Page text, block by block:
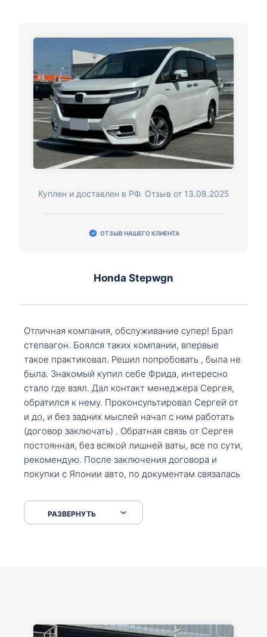
Куплен и доставлен в РФ. Отзыв от 13.08.2025
ОТЗЫВ НАШЕГО КЛИЕНТА
Honda Stepwgn
Отличная компания, обслуживание супер! Брал
степвагон. Боялся таких компании, впервые
такое практиковал. Решил попробовать , была не
была. Знакомый купил себе Фрида, интересно
стало где взял. Дал контакт менеджера Сергея,
обратился к нему. Проконсультировал Сергей от
и до, и без задних мыслей начал с ним работать
(договор заключать) . Обратная связь от Сергея
постоянная, без всякой лишней ваты, все по сути,
рекомендую. После заключения договора и
покупки с Японии авто, по документам связалась
что заполнить, куда зайти, образцы и т.д. После
приехал за авто. Меня тепло встретили Сергей с
РАЗВЕРНУТЬ